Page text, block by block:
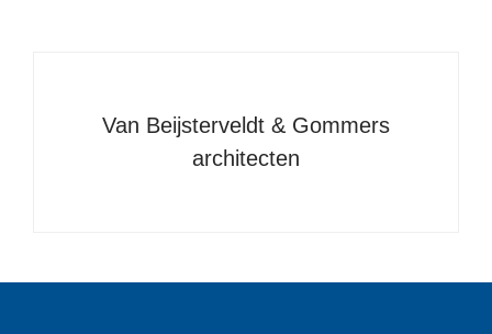
Van Beijsterveldt & Gommers
architecten